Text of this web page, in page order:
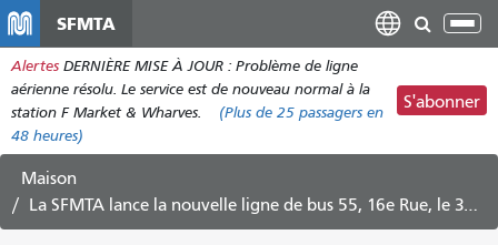
contenu
principal
SFMTA
Alertes DERNIÈRE MISE À JOUR : Problème de ligne
aérienne résolu. Le service est de nouveau normal à la
station F Market & Wharves.
(Plus de 25 passagers en
48 heures)
S'abonner
Maison
La SFMTA lance la nouvelle ligne de bus 55, 16e Rue, le 31 janvier.